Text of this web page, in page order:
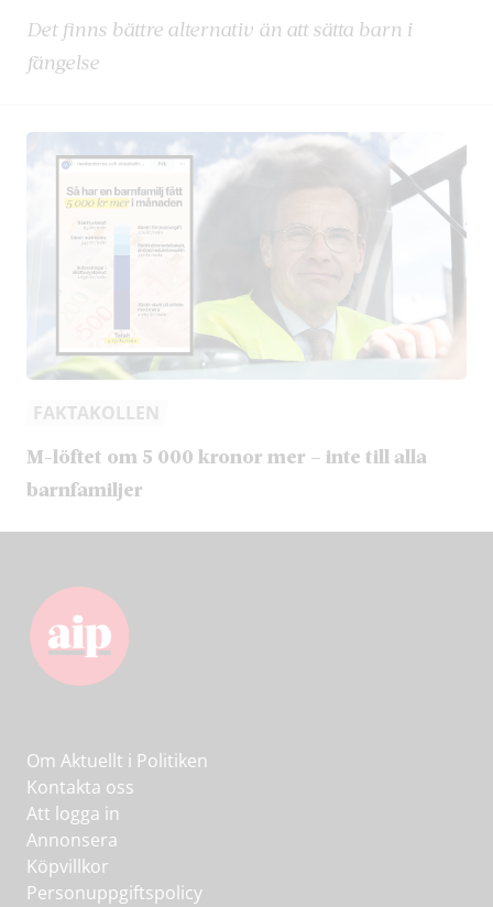
Det finns bättre alternativ än att sätta barn i
fängelse
FAKTAKOLLEN
M-löftet om 5 000 kronor mer – inte till alla
barnfamiljer
Om Aktuellt i Politiken
Kontakta oss
Att logga in
Annonsera
Köpvillkor
Personuppgiftspolicy